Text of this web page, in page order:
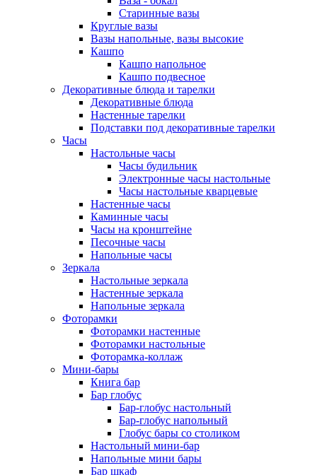
Старинные вазы
Круглые вазы
Вазы напольные, вазы высокие
Кашпо
Кашпо напольное
Кашпо подвесное
Декоративные блюда и тарелки
Декоративные блюда
Настенные тарелки
Подставки под декоративные тарелки
Часы
Настольные часы
Часы будильник
Электронные часы настольные
Часы настольные кварцевые
Настенные часы
Каминные часы
Часы на кронштейне
Песочные часы
Напольные часы
Зеркала
Настольные зеркала
Настенные зеркала
Напольные зеркала
Фоторамки
Фоторамки настенные
Фоторамки настольные
Фоторамка-коллаж
Мини-бары
Книга бар
Бар глобус
Бар-глобус настольный
Бар-глобус напольный
Глобус бары со столиком
Настольный мини-бар
Напольные мини бары
Бар шкаф